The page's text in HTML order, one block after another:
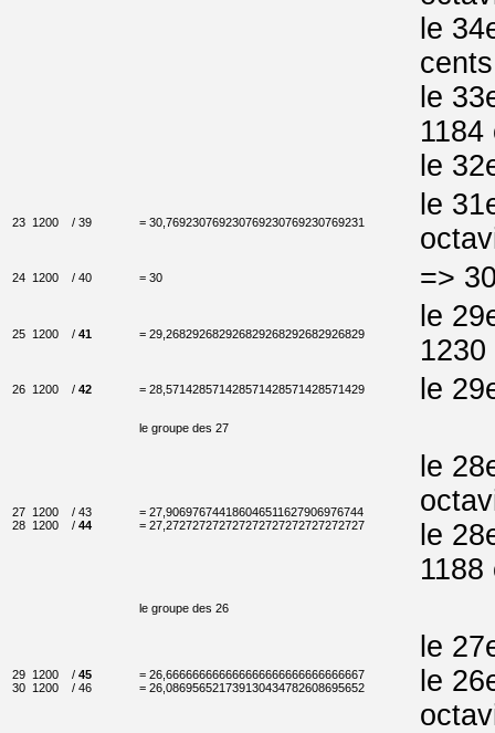
le
le
le
23 1200 / 39 = 30,769230769230769230769230769231
le
24 1200 / 40 = 30 =>
25 1200 / 41 = 29,268292682926829268292682926829
le
26 1200 / 42 = 28,571428571428571428571428571429 le
le groupe des 27
27
28
1200
1200
/ 43
/ 44
= 27,906976744186046511627906976744
= 27,272727272727272727272727272727
le
le
le groupe des 26
29
30
1200
1200
/ 45
/ 46
= 26,666666666666666666666666666667
= 26,086956521739130434782608695652
le
le